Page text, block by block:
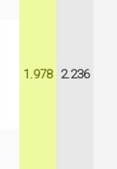
1.978 2.236